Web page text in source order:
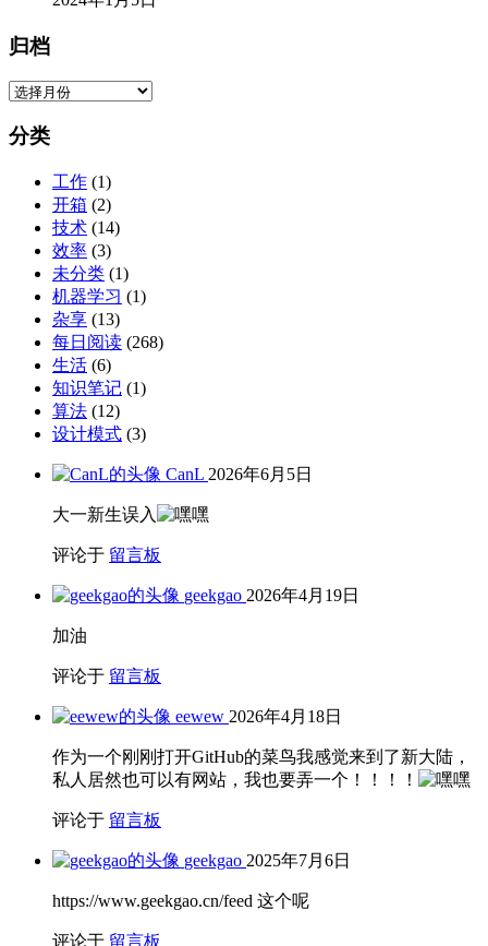
归档
归
分类
工作 (1)
开箱 (2)
技术 (14)
效率 (3)
未分类 (1)
机器学习 (1)
杂享 (13)
每日阅读 (268)
生活 (6)
知识笔记 (1)
算法 (12)
设计模式 (3)
CanL 2026年6月5日
大一新生误入
评论于 留言板
geekgao 2026年4月19日
加油
评论于 留言板
eewew 2026年4月18日
作为一个刚刚打开GitHub的菜鸟我感觉来到了新大陆，
私人居然也可以有网站，我也要弄一个！！！！
评论于 留言板
geekgao 2025年7月6日
https://www.geekgao.cn/feed 这个呢
评论于 留言板